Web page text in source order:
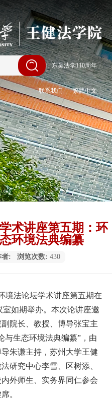
| 东吴法学110周年
联系我们 繁體中文
术讲座第五期：环
环境法典编纂
者: 浏览次数: 430
境法论坛学术讲座第五期在
如期举办。本次论讲座邀
院长、教授、博导张宝主
与生态环境法典编纂”，由
朱谦主持，苏州大学王健
研究中心李雪、区树添、
外师生、实务界同仁参会
。